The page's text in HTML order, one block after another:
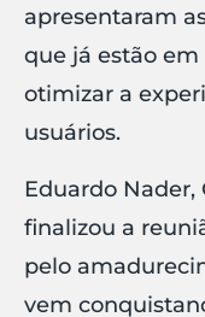
apresentaram
que já estão
otimizar a
usuários.
Eduardo Nader,
finalizou a
pelo
vem